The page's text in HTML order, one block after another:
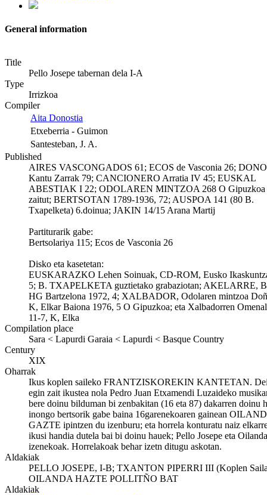
General information
Title
Pello Josepe tabernan dela I-A
Type
Irrizkoa
Compiler
Aita Donostia
Etxeberria - Guimon
Santesteban, J. A.
Published
AIRES VASCONGADOS 61; ECOS de Vasconia 26;
Kantu Zarrak 79; CANCIONERO Arratia IV 45; EUSKAL
ABESTIAK I 22; ODOLAREN MINTZOA 268 O Gipuzkoa
zaitut; BERTSOTAN 1789-1936, 72; AUSPOA 141 (80 B.
Txapelketa) 6.doinua; JAKIN 14/15 Arana Martij
Partiturarik gabe:
Bertsolariya 115; Ecos de Vasconia 26
Disko eta kasetetan:
EUSKARAZKO Lehen Soinuak, CD-ROM, Eusko
5; B. TXAPELKETA guztietako grabaziotan; AKELARRE,
HG Bartzelona 1972, 4; XALBADOR, Odolaren mintzoa
K, Elkar Baiona 1976, 5 O Gipuzkoa; eta Xalbadorren
11-7, K, Elka
Compilation place
Sara < Lapurdi Garaia < Lapurdi < Basque Country
Century
XIX
Oharrak
Ikus koplen saileko FRANTZISKOREKIN KANTETAN.
egin zait ikustea nola Pedro Juan Etxamendi Luzaideko
bere doinu bilduman bi zenbakitan (16 eta 87) dakarren doinu
inongo bertsorik gabe baina 16garenekoaren gainean
GAZTE ipintzen du izenburu; eta horrela konturatu naiz
ikusi handia dutela bai bi doinu hauek; Pello Josepe eta
izenekoak. Horrelakoak behar izetn ditugu askotan.
Aldakiak
PELLO JOSEPE, I-B; TXANTON PIPERRI III (Koplen
OILANDA HAZTE POLLITÑO BAT
Aldakiak